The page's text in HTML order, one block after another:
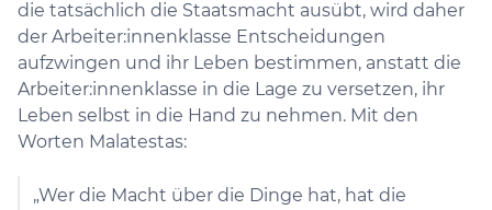
die tatsächlich die Staatsmacht ausübt, wird daher
der Arbeiter:innenklasse Entscheidungen
aufzwingen und ihr Leben bestimmen, anstatt die
Arbeiter:innenklasse in die Lage zu versetzen, ihr
Leben selbst in die Hand zu nehmen. Mit den
Worten Malatestas:
„Wer die Macht über die Dinge hat, hat die